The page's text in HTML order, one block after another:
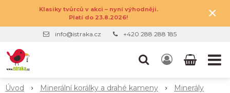
Klasiky tvůrců v akci – nyní výhodněji.
Platí do 23.8.2026!
×
info@istraka.cz +420 288 288 185
Úvod Minerální korálky a drahé kameny
Minerály